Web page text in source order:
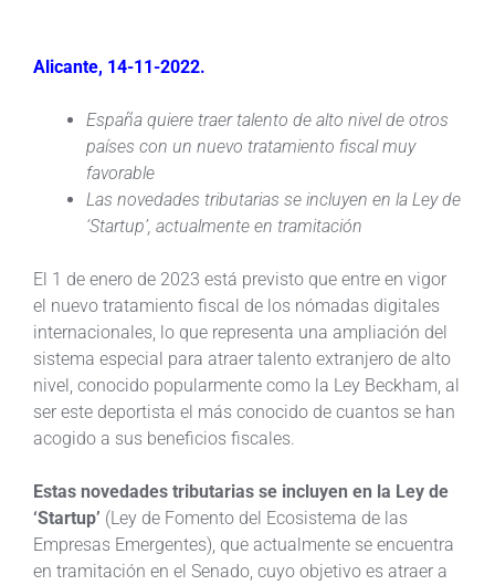
Alicante, 14-11-2022.
España quiere traer talento de alto nivel de otros
países con un nuevo tratamiento fiscal muy
favorable
Las novedades tributarias se incluyen en la Ley de
‘Startup’, actualmente en tramitación
El 1 de enero de 2023 está previsto que entre en vigor
el nuevo tratamiento fiscal de los nómadas digitales
internacionales, lo que representa una ampliación del
sistema especial para atraer talento extranjero de alto
nivel, conocido popularmente como la Ley Beckham, al
ser este deportista el más conocido de cuantos se han
acogido a sus beneficios fiscales.
Estas novedades tributarias se incluyen en la Ley de
‘Startup’ (Ley de Fomento del Ecosistema de las
Empresas Emergentes), que actualmente se encuentra
en tramitación en el Senado, cuyo objetivo es atraer a